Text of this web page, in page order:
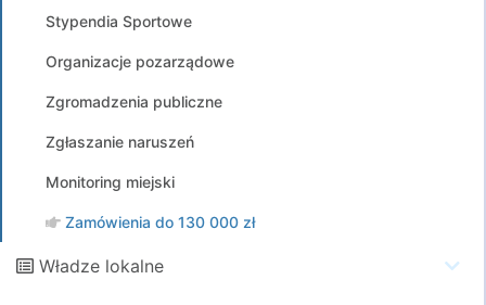
Stypendia Sportowe
Organizacje pozarządowe
Zgromadzenia publiczne
Zgłaszanie naruszeń
Monitoring miejski
Zamówienia do 130 000 zł
Władze lokalne